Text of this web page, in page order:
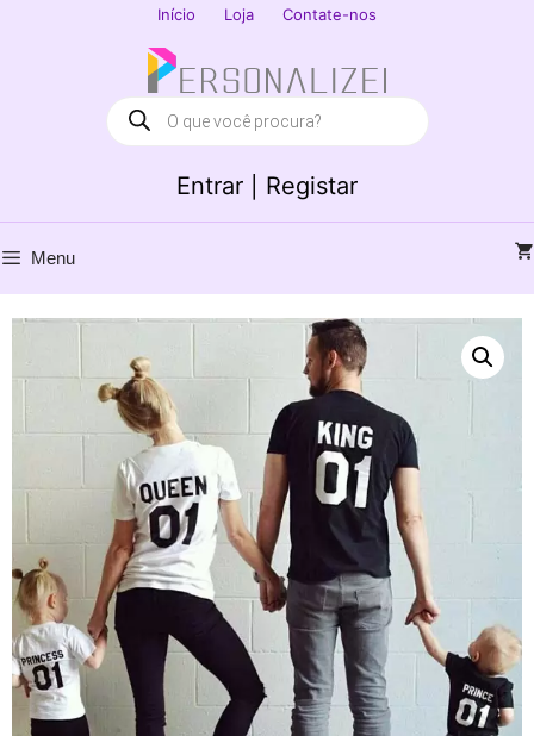
Início Loja Contate-nos
Entrar | Registar
Products
search
Menu